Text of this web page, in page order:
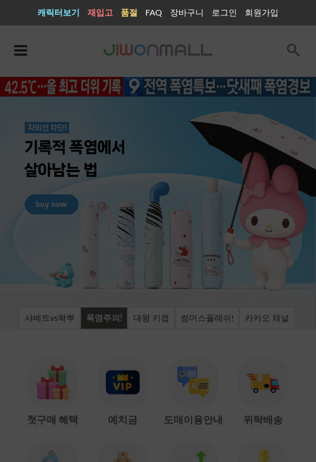
캐릭터보기 재입고 품절 FAQ 장바구니 로그인 회원가입
search
샤베트vs왁뿌 폭염주의! 대왕 키캡 썸머스플래쉬! 카카오 채널
첫구매 혜택 예치금 도매이용안내 위탁배송